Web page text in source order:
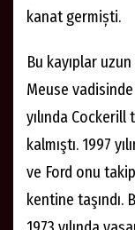
kanat germiști.
Bu kayıplar
Meuse
yılında
kalmıştı. 1997
ve Ford onu
kentine